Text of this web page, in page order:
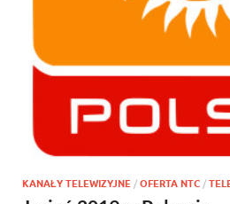
KANAŁY TELEWIZYJNE / OFERTA NTC /